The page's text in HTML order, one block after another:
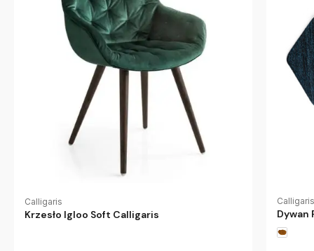
Calligaris
Krzesło Igloo Soft Calligaris
Calligaris
Dywan